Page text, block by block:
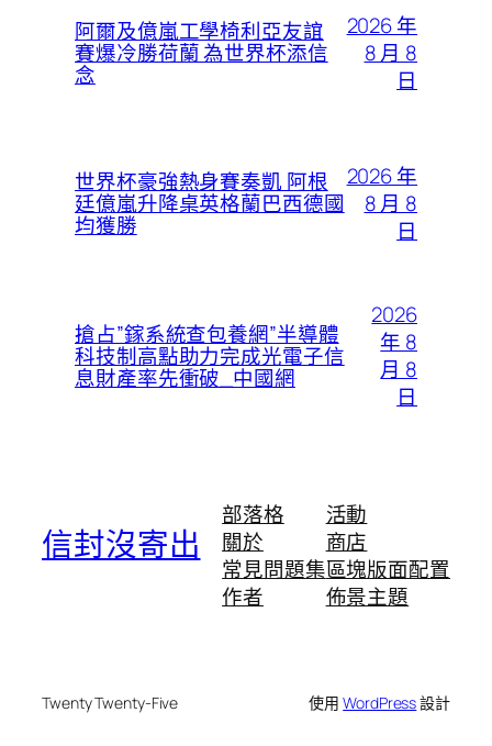
阿爾及億嵐工學椅利亞友誼
賽爆冷勝荷蘭 為世界杯添信
念
2026 年
8 月 8
日
世界杯豪強熱身賽奏凱 阿根
廷億嵐升降桌英格蘭巴西德國
均獲勝
2026 年
8 月 8
日
搶占”鎵系統查包養網”半導體
科技制高點助力完成光電子信
息財產率先衝破_中國網
2026
年 8
月 8
日
信封沒寄出
部落格
關於
常見問題集
作者
活動
商店
區塊版面配置
佈景主題
Twenty Twenty-Five 使用WordPress設計